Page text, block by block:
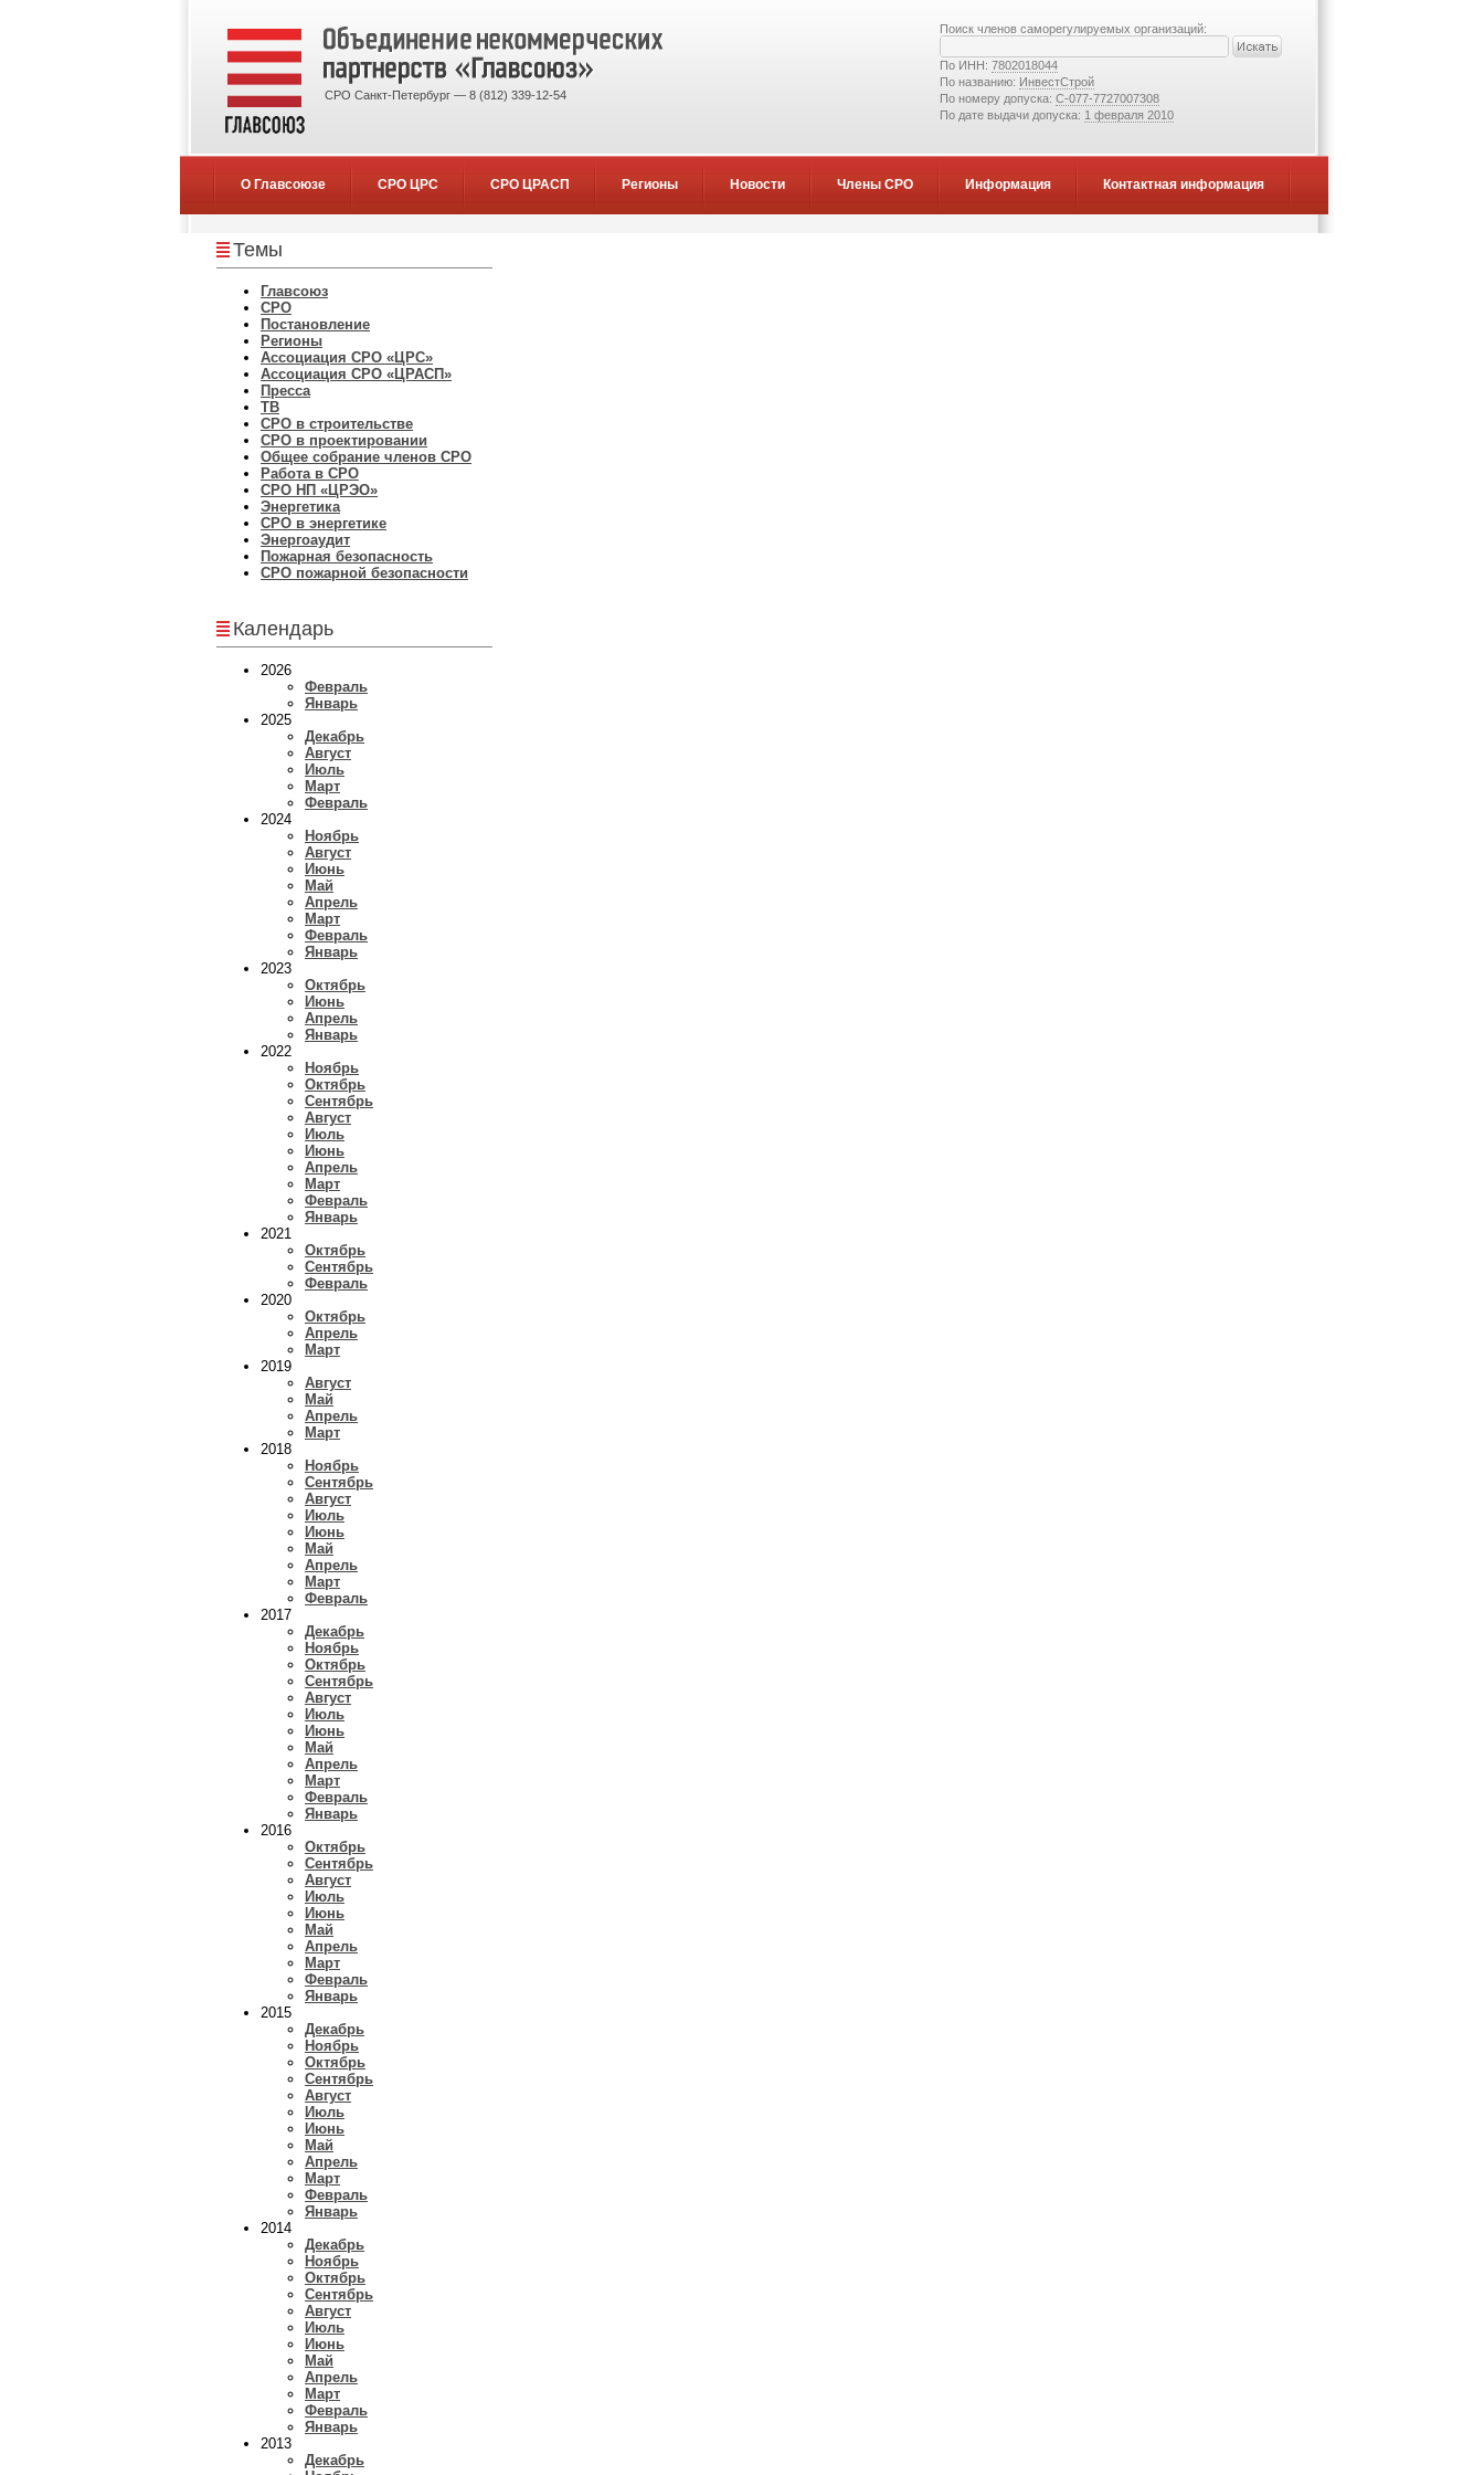
СРО Санкт-Петербург — 8 (812) 339-12-54
Поиск членов саморегулируемых организаций:
По ИНН: 7802018044
По названию: ИнвестСтрой
По номеру допуска: С-077-7727007308
По дате выдачи допуска: 1 февраля 2010
О Главсоюзе СРО ЦРС СРО ЦРАСП Регионы Новости Члены СРО Информация Контактная информация
Темы
Главсоюз
СРО
Постановление
Регионы
Ассоциация СРО «ЦРС»
Ассоциация СРО «ЦРАСП»
Пресса
ТВ
СРО в строительстве
СРО в проектировании
Общее собрание членов СРО
Работа в СРО
СРО НП «ЦРЭО»
Энергетика
СРО в энергетике
Энергоаудит
Пожарная безопасность
СРО пожарной безопасности
Календарь
2026
Февраль
Январь
2025
Декабрь
Август
Июль
Март
Февраль
2024
Ноябрь
Август
Июнь
Май
Апрель
Март
Февраль
Январь
2023
Октябрь
Июнь
Апрель
Январь
2022
Ноябрь
Октябрь
Сентябрь
Август
Июль
Июнь
Апрель
Март
Февраль
Январь
2021
Октябрь
Сентябрь
Февраль
2020
Октябрь
Апрель
Март
2019
Август
Май
Апрель
Март
2018
Ноябрь
Сентябрь
Август
Июль
Июнь
Май
Апрель
Март
Февраль
2017
Декабрь
Ноябрь
Октябрь
Сентябрь
Август
Июль
Июнь
Май
Апрель
Март
Февраль
Январь
2016
Октябрь
Сентябрь
Август
Июль
Июнь
Май
Апрель
Март
Февраль
Январь
2015
Декабрь
Ноябрь
Октябрь
Сентябрь
Август
Июль
Июнь
Май
Апрель
Март
Февраль
Январь
2014
Декабрь
Ноябрь
Октябрь
Сентябрь
Август
Июль
Июнь
Май
Апрель
Март
Февраль
Январь
2013
Декабрь